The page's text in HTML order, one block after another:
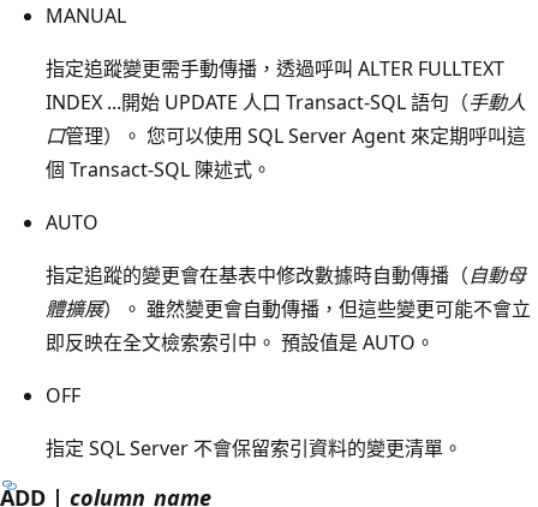
MANUAL
指定追蹤變更需手動傳播，透過呼叫 ALTER FULLTEXT
INDEX ...開始 UPDATE 人口 Transact-SQL 語句（手動人
口管理）。 您可以使用 SQL Server Agent 來定期呼叫這
個 Transact-SQL 陳述式。
AUTO
指定追蹤的變更會在基表中修改數據時自動傳播（自動母
體擴展）。 雖然變更會自動傳播，但這些變更可能不會立
即反映在全文檢索索引中。 預設值是 AUTO。
OFF
指定 SQL Server 不會保留索引資料的變更清單。
ADD | column_name